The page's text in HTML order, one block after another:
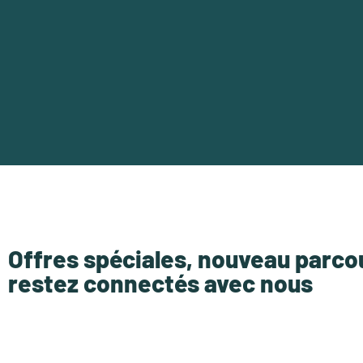
Offres spéciales, nouveau
restez connectés avec nous